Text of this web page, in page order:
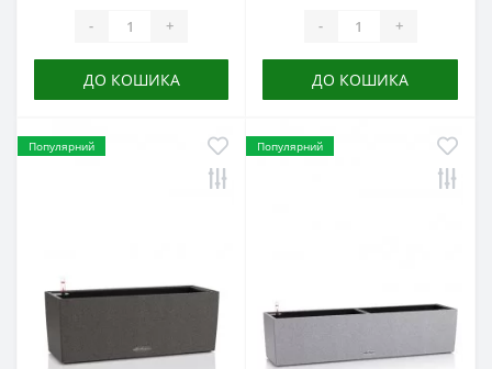
- +
ДО КОШИКА
- +
ДО КОШИКА
Популярний Популярний